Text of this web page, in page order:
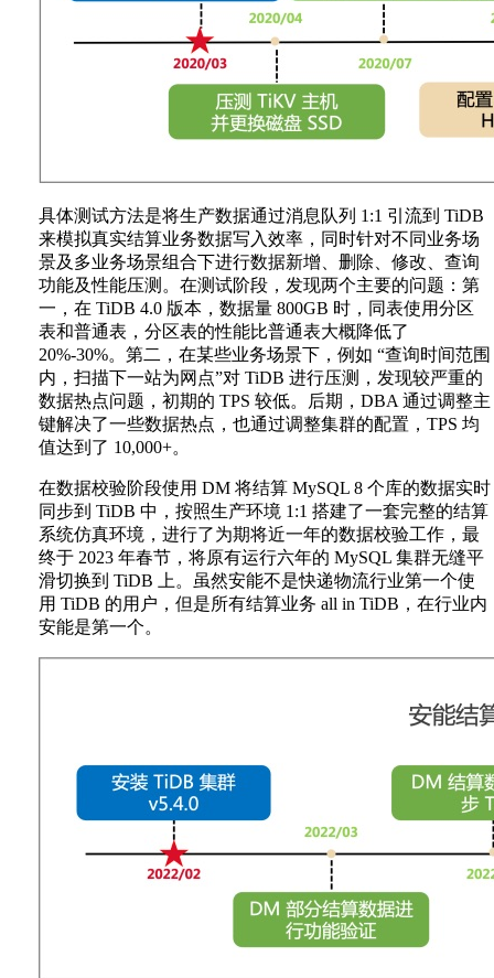
具体测试方法是将生产数据通过消息队列 1:1 引流到 TiDB
来模拟真实结算业务数据写入效率，同时针对不同业务场
景及多业务场景组合下进行数据新增、删除、修改、查询
功能及性能压测。在测试阶段，发现两个主要的问题：第
一，在 TiDB 4.0 版本，数据量 800GB 时，同表使用分区
表和普通表，分区表的性能比普通表大概降低了
20%-30%。第二，在某些业务场景下，例如 “查询时间范围
内，扫描下一站为网点”对 TiDB 进行压测，发现较严重的
数据热点问题，初期的 TPS 较低。后期，DBA 通过调整主
键解决了一些数据热点，也通过调整集群的配置，TPS 均
值达到了 10,000+。
在数据校验阶段使用 DM 将结算 MySQL 8 个库的数据实时
同步到 TiDB 中，按照生产环境 1:1 搭建了一套完整的结算
系统仿真环境，进行了为期将近一年的数据校验工作，最
终于 2023 年春节，将原有运行六年的 MySQL 集群无缝平
滑切换到 TiDB 上。虽然安能不是快递物流行业第一个使
用 TiDB 的用户，但是所有结算业务 all in TiDB，在行业内
安能是第一个。